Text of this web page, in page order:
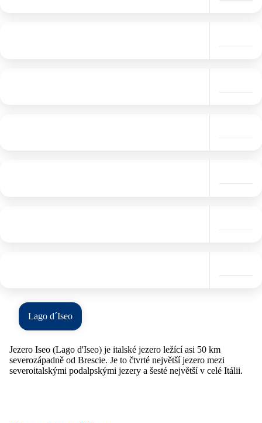
Lago d´Iseo
Jezero Iseo (Lago d'Iseo) je italské jezero ležící asi 50 km
severozápadně od Brescie. Je to čtvrté největší jezero mezi
severoitalskými podalpskými jezery a šesté největší v celé Itálii.